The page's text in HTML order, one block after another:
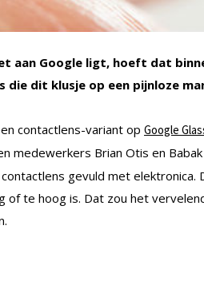
aan Google ligt, hoeft dat
dit klusje op een pijnloze
contactlens-variant op Google
medewerkers Brian Otis en
gevuld met elektronica.
of te hoog is. Dat zou het